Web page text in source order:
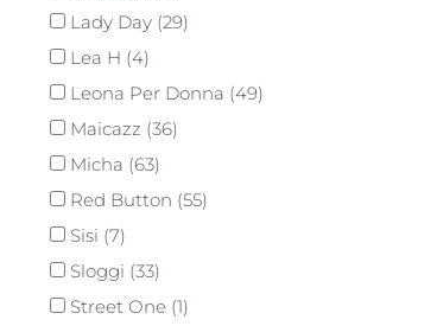
Lady Day (29)
Lea H (4)
Leona Per Donna (49)
Maicazz (36)
Micha (63)
Red Button (55)
Sisi (7)
Sloggi (33)
Street One (1)